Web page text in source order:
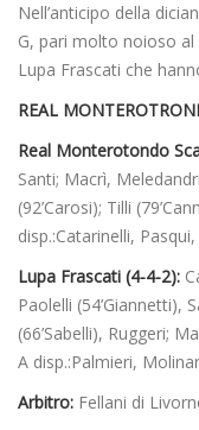
Nell’anticipo della
G, pari molto noioso al
Lupa Frascati che
REAL
Real Monterotondo
Santi; Macrì,
(92’Carosi); Tilli
disp.:Catarinelli,
Lupa Frascati (4-4-2):
Paolelli (54’Giannetti),
(66’Sabelli), Ruggeri;
A disp.:Palmieri,
Arbitro: Fellani di